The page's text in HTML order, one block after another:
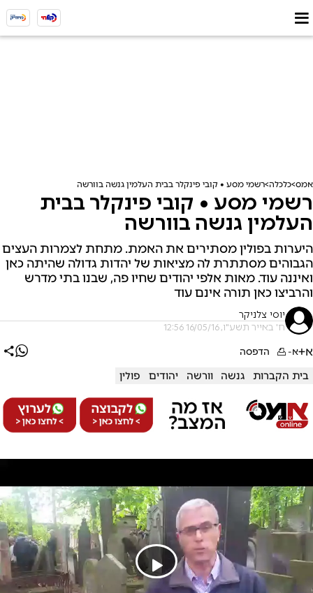
אמס כלכלה רשמי מסע • קובי פינקלר בבית העלמין גנשה בוורשה
רשמי מסע • קובי פינקלר בבית
העלמין גנשה בוורשה
היערות בפולין מסתירים את האמת. מתחת לצמרות העצים
הגבוהים מסתתרת לה מציאות של יהדות גדולה שהיתה כאן
ואיננה עוד. מאות אלפי יהודים שחיו פה, שבנו בתי מדרש
והרביצו כאן תורה אינם עוד
יוסי צלניקר
ח' באייר תשע"ו, 16/05/16 12:56
א+א- הדפסה
בית הקברות גנשה וורשה יהודים פולין